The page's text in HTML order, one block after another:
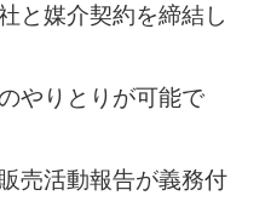
と媒介契約を締結し
やりとりが可能で
売活動報告が義務付